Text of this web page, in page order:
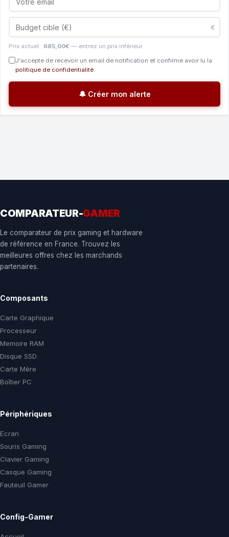
€
Prix actuel : 685,00€ — entrez un prix inférieur
J'accepte de recevoir un email de notification et confirme avoir lu la
politique de confidentialité.
🔔 Créer mon alerte
COMPARATEUR-GAMER
Le comparateur de prix gaming et hardware
de référence en France. Trouvez les
meilleures offres chez les marchands
partenaires.
Composants
Carte Graphique
Processeur
Memoire RAM
Disque SSD
Carte Mère
Boîtier PC
Périphériques
Ecran
Souris Gaming
Clavier Gaming
Casque Gaming
Fauteuil Gamer
Config-Gamer